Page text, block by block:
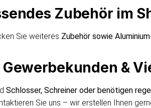
Zubehör im
Sie weiteres Zubehör sowie
Gewerbekunden &
Schlosser, Schreiner oder benötigen
Sie uns – wir erstellen Ihnen